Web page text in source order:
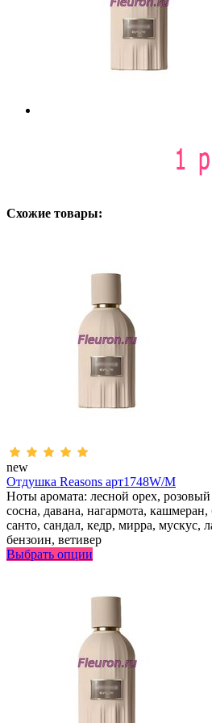
Схожие товары:
new
Отдушка Reasons арт1748W/M
Ноты аромата: лесной орех,
сосна, давана, нагармота,
санто, сандал, кедр, мирра, мускус,
бензоин, ветивер
Выбрать опции